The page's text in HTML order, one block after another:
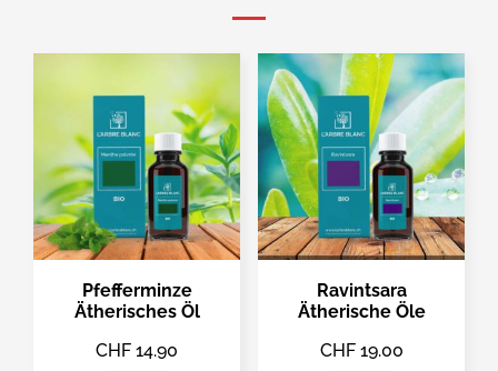
Pfefferminze
Ätherisches Öl
CHF 14.90
Ravintsara
Ätherische Öle
CHF19.00